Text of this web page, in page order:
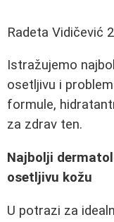
Radeta Vidičević
Istražujemo
osetljivu i
formule,
za zdrav ten.
Najbolji
osetljivu kožu
U potrazi za